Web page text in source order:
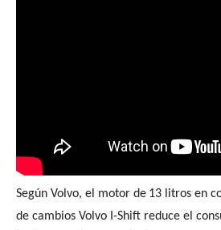
Según Volvo, el motor de 13 litros en
de cambios Volvo I-Shift reduce el